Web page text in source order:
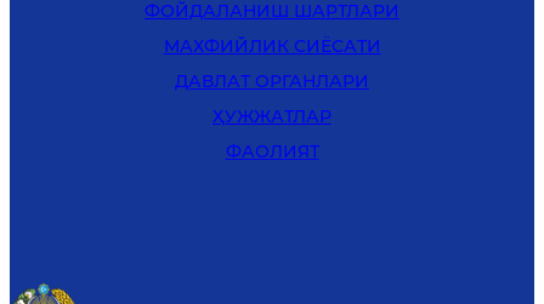
ФОЙДАЛАНИШ ШАРТЛАРИ
MАХФИЙЛИК СИЁСАТИ
ДАВЛАТ ОРГАНЛАРИ
ҲУЖЖАТЛАР
ФАОЛИЯТ